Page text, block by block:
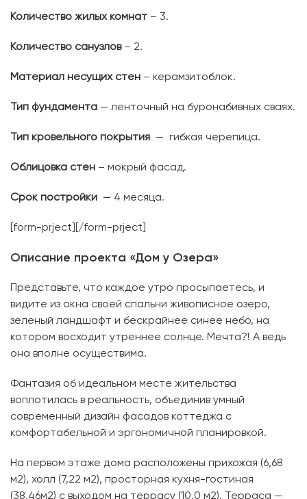
Количество жилых комнат – 3.
Количество санузлов– 2.
Материал несущих стен – керамзитоблок.
Тип фундамента — ленточный на буронабивных сваях.
Тип кровельного покрытия — гибкая черепица.
Облицовка стен – мокрый фасад.
Срок постройки — 4 месяца.
[form-prject][/form-prject]
Описание проекта «Дом у Озера»
Представьте, что каждое утро просыпаетесь, и
видите из окна своей спальни живописное озеро,
зеленый ландшафт и бескрайнее синее небо, на
котором восходит утреннее солнце. Мечта?! А ведь
она вполне осуществима.
Фантазия об идеальном месте жительства
воплотилась в реальность, объединив умный
современный дизайн фасадов коттеджа с
комфортабельной и эргономичной планировкой.
На первом этаже дома расположены прихожая (6,68
м2), холл (7,22 м2), просторная кухня-гостиная
(38,46м2) с выходом на террасу (10,0 м2). Терраса —